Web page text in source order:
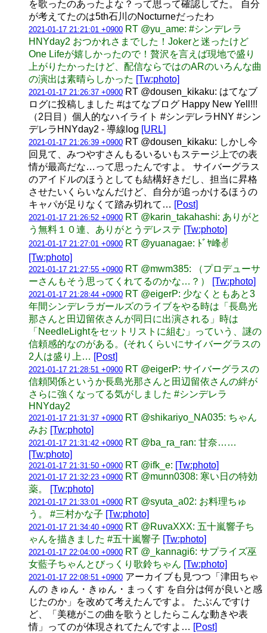
を歌ったのあったよな？って思って確認してた。 自分
が考えてたのは5th石川のNocturneだったわ
2021-01-17 21:21:01 +0900 RT @yu_ame: #シンデレラ
HNYday2 おつかれさまでした！Jokerと迷ったけど
One Lifeが嬉しかったので！贅沢を言えば現地で盛り
上がりたかったけど、配信ならではのARのいろんな曲
の演出は素晴らしかった [Tw:photo]
2021-01-17 21:26:37 +0900 RT @dousen_kikaku: はてなブ
ログに投稿しました #はてなブログ Happy New Yell!!!
（2日目）個人的なハイライト #シンデレラHNY #シン
デレラHNYday2 - 導線log [URL]
2021-01-17 21:26:39 +0900 RT @dousen_kikaku: しかし今
回見て、みつやすさんもるいるいもステージ上での表
情が最高だな…って思ったんですよ。 サイバーグラス
のアイドルのほうとしても結構好きだし、担当に昇格
させたいくらいなんだけど、自分が追っかけるほうの
キャパが足りなくて踏み切れて… [Post]
2021-01-17 21:26:52 +0900 RT @karin_takahashi: ありがと
う無料１０連、ありがとうデレステ [Tw:photo]
2021-01-17 21:27:01 +0900 RT @yuanagae: ﾄﾞﾔ峰✌️
[Tw:photo]
2021-01-17 21:27:55 +0900 RT @mwm385: （プロデューサ
ーさんもそう思ってくれてるのかな…？）
[Tw:photo]
2021-01-17 21:28:44 +0900 RT @eigerP: 少なくともあと3
年間シンデレラガールズのライブをやる時は「長島光
那さんと田辺留依さんが同日に出演される」時は
「NeedleLightをセットリストに組む」っていう、謎の
信頼感的なのがある。(それくらいにサイバーグラスの
2人は盛り上… [Post]
2021-01-17 21:28:51 +0900 RT @eigerP: サイバーグラスの
信頼関係というか長島光那さんと田辺留依さんの絆が
さらに強くなってる気がしました #シンデレラ
HNYday2
2021-01-17 21:31:37 +0900 RT @shikariyo_NA035: ちゃん
みお [Tw:photo]
2021-01-17 21:31:42 +0900 RT @ba_ra_ran: 甘奈……
[Tw:photo]
2021-01-17 21:31:50 +0900 RT @ifk_e: [Tw:photo]
2021-01-17 21:32:23 +0900 RT @munn0308: 寒い日の特効
薬。
[Tw:photo]
2021-01-17 21:33:01 +0900 RT @syuta_a02: お料理ちゅ
う。 #三村かな子 [Tw:photo]
2021-01-17 21:34:40 +0900 RT @RuvaXXX: 五十嵐響子ち
ゃんを描きました #五十嵐響子 [Tw:photo]
2021-01-17 22:04:00 +0900 RT @_kannagi6: サプライズ巫
女藍子ちゃんとびっくり歌鈴ちゃん [Tw:photo]
2021-01-17 22:08:51 +0900 アーカイブも見つつ「津田ちゃ
んの きゅん・きゅん・まっくす を自分は何が良いと感
じたのか」を改めて考えたんですよ。 たぶんですけ
ど、「美穂がこの曲を歌うとしたらこんな動きや表
情」ってのが体現されてたんですよ… [Post]